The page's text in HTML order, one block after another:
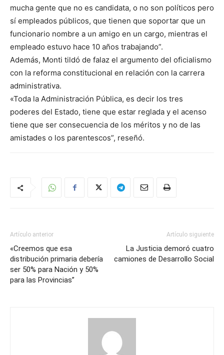
mucha gente que no es candidata, o no son políticos pero
sí empleados públicos, que tienen que soportar que un
funcionario nombre a un amigo en un cargo, mientras el
empleado estuvo hace 10 años trabajando”.
Además, Monti tildó de falaz el argumento del oficialismo
con la reforma constitucional en relación con la carrera
administrativa.
«Toda la Administración Pública, es decir los tres
poderes del Estado, tiene que estar reglada y el acenso
tiene que ser consecuencia de los méritos y no de las
amistades o los parentescos”, reseñó.
Artículo anterior
«Creemos que esa
distribución primaria debería
ser 50% para Nación y 50%
para las Provincias”
Artículo siguiente
La Justicia demoró cuatro
camiones de Desarrollo Social